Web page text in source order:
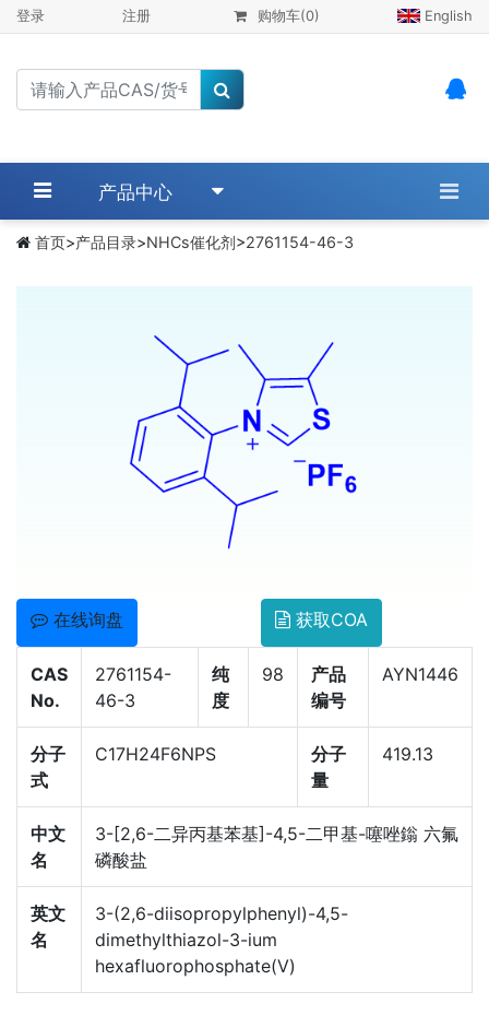
登录 注册 购物车(0) English
产品中心
首页>产品目录>NHCs催化剂>2761154-46-3
在线询盘 获取COA
CAS
No.
2761154-
46-3
纯
度
98
产品
编号
AYN1446
分子
式
C17H24F6NPS
分子
量
419.13
中文
名
3-[2,6-二异丙基苯基]-4,5-二甲基-噻唑鎓 六氟
磷酸盐
英文
名
3-(2,6-diisopropylphenyl)-4,5-
dimethylthiazol-3-ium
hexafluorophosphate(V)